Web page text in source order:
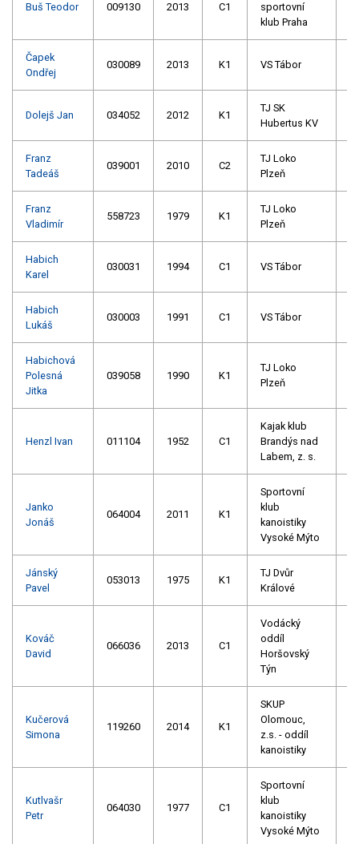
Buš Teodor 009130 2013 C1
sportovní
klub Praha
Čapek
Ondřej
030089 2013 K1 VS Tábor
Dolejš Jan 034052 2012 K1
TJ SK
Hubertus KV
Franz
Tadeáš
039001 2010 C2
TJ Loko
Plzeň
Franz
Vladimír
558723 1979 K1
TJ Loko
Plzeň
Habich
Karel
030031 1994 C1 VS Tábor
Habich
Lukáš
030003 1991 C1 VS Tábor
Habichová
Polesná
Jitka
039058 1990 K1
TJ Loko
Plzeň
Henzl Ivan 011104 1952 C1
Kajak klub
Brandýs nad
Labem, z. s.
Janko
Jonáš
064004 2011 K1
Sportovní
klub
kanoistiky
Vysoké Mýto
Jánský
Pavel
053013 1975 K1
TJ Dvůr
Králové
Kováč
David
066036 2013 C1
Vodácký
oddíl
Horšovský
Týn
Kučerová
Simona
119260 2014 K1
SKUP
Olomouc,
z.s. - oddíl
kanoistiky
Kutlvašr
Petr
064030 1977 C1
Sportovní
klub
kanoistiky
Vysoké Mýto